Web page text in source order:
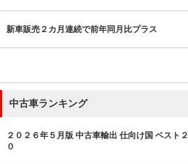
新車販売２カ月連続で前年同月比プラス
中古車ランキング
２０２６年５月版 中古車輸出 仕向け国 ベスト２
０